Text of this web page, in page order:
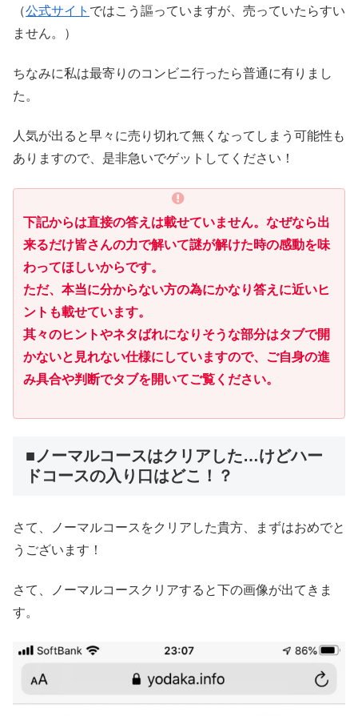
（公式サイト ではこう謳っていますが、売っていたらすい
ません。）
ちなみに私は最寄りのコンビニ行ったら普通に有りまし
た。
人気が出ると早々に売り切れて無くなってしまう可能性も
ありますので、是非急いでゲットしてください！
下記からは直接の答えは載せていません。なぜなら出
来るだけ皆さんの力で解いて謎が解けた時の感動を味
わってほしいからです。
ただ、本当に分からない方の為にかなり答えに近いヒ
ントも載せています。
其々のヒントやネタばれになりそうな部分はタブで開
かないと見れない仕様にしていますので、ご自身の進
み具合や判断でタブを開いてご覧ください。
■ノーマルコースはクリアした…けどハー
ドコースの入り口はどこ！？
さて、ノーマルコースをクリアした貴方、まずはおめでと
うございます！
さて、ノーマルコースクリアすると下の画像が出てきま
す。